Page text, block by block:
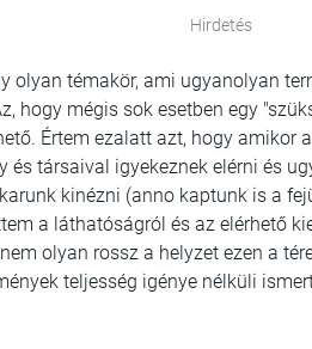
Hirdetés
olyan témakör, ami ugyanolyan
hogy mégis sok esetben egy
Értem ezalatt azt, hogy amikor
és társaival igyekeznek elérni és
kinézni (anno kaptunk is a
a láthatóságról és az elérhető
olyan rossz a helyzet ezen a
teljesség igénye nélküli